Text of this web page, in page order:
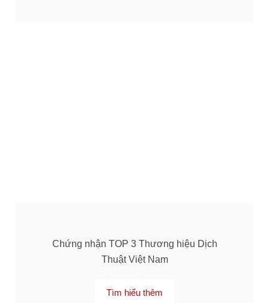
Chứng nhận TOP 3 Thương hiệu Dịch
Thuật Việt Nam
Tìm hiểu thêm